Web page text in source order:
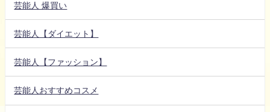
芸能人 爆買い
芸能人【ダイエット】
芸能人【ファッション】
芸能人おすすめコスメ